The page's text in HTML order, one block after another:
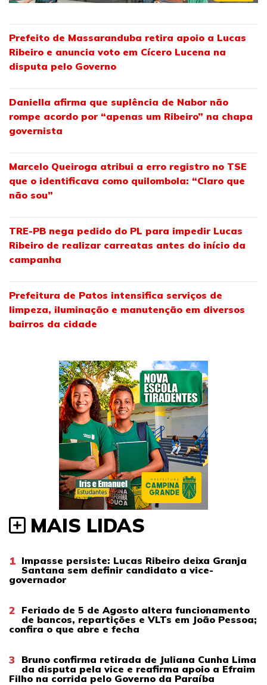
Prefeito de Massaranduba retira apoio a Lucas
Ribeiro e anuncia voto em Cícero Lucena na
disputa pelo Governo
Daniella afirma que suplência de Nabor não
rompe acordo por “apenas um Ribeiro” na chapa
governista
Marcelo Queiroga atribui a erro registro no TSE
que o identificava como quilombola: “Claro que
não sou”
TRE-PB nega pedido do PL para impedir Lucas
Ribeiro de realizar carreatas antes do início da
campanha
Prefeitura de Patos intensifica serviços de
limpeza, iluminação e manutenção em diversos
bairros da cidade
MAIS LIDAS
1 Impasse persiste: Lucas Ribeiro deixa Granja
Santana sem definir candidato a vice-
governador
2 Feriado de 5 de Agosto altera funcionamento
de bancos, repartições e VLTs em João Pessoa;
confira o que abre e fecha
3 Bruno confirma retirada de Juliana Cunha Lima
da disputa pela vice e reafirma apoio a Efraim
Filho na corrida pelo Governo da Paraíba